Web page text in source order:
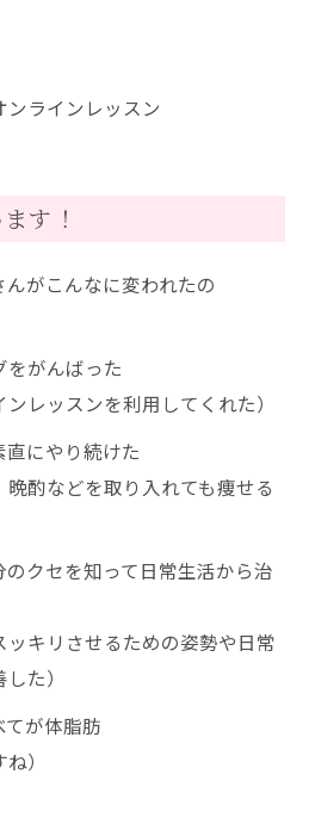
ラインレッスン
す！
がこんなに変われたの
がんばった
ンレッスンを利用してくれた）
にやり続けた
晩酌などを取り入れても痩せる
クセを知って日常生活から治
ッキリさせるための姿勢や日常
た）
が体脂肪
）